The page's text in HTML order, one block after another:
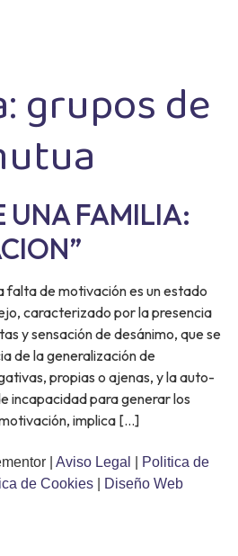
grupos de
UNA FAMILIA:
falta de motivación es un estado
caracterizado por la presencia
y sensación de desánimo, que se
de la generalización de
propias o ajenas, y la auto-
incapacidad para generar los
implica […]
| Aviso Legal
Politica de
de Cookies Diseño Web